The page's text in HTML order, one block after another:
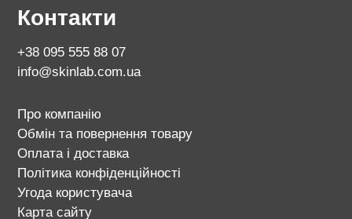
Контакти
+38 095 555 88 07
info@skinlab.com.ua
Про компанію
Обмін та повернення товару
Оплата і доставка
Політика конфіденційності
Угода користувача
Карта сайту